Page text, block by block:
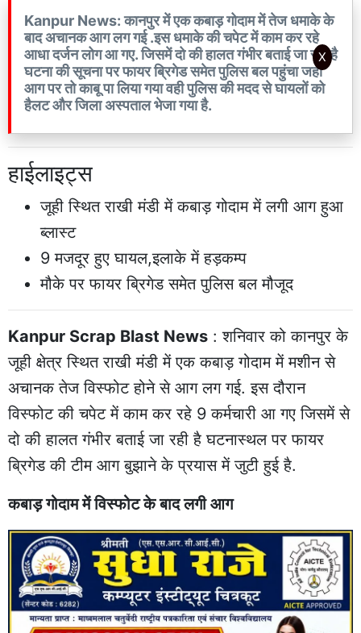
Kanpur News: कानपुर में एक कबाड़ गोदाम में तेज धमाके के
बाद अचानक आग लग गई .इस धमाके की चपेट में काम कर रहे
आधा दर्जन लोग आ गए. जिसमें दो की हालत गंभीर बताई जा रही है
घटना की सूचना पर फायर ब्रिगेड समेत पुलिस बल पहुंचा जहां
आग पर तो काबू पा लिया गया वही पुलिस की मदद से घायलों को
हैलट और जिला अस्पताल भेजा गया है.
हाईलाइट्स
जूही स्थित राखी मंडी में कबाड़ गोदाम में लगी आग हुआ
ब्लास्ट
9 मजदूर हुए घायल,इलाके में हड़कम्प
मौके पर फायर ब्रिगेड समेत पुलिस बल मौजूद
Kanpur Scrap Blast News : शनिवार को कानपुर के
जूही क्षेत्र स्थित राखी मंडी में एक कबाड़ गोदाम में मशीन से
अचानक तेज विस्फोट होने से आग लग गई. इस दौरान
विस्फोट की चपेट में काम कर रहे 9 कर्मचारी आ गए जिसमें से
दो की हालत गंभीर बताई जा रही है घटनास्थल पर फायर
ब्रिगेड की टीम आग बुझाने के प्रयास में जुटी हुई है.
कबाड़ गोदाम में विस्फोट के बाद लगी आग
X